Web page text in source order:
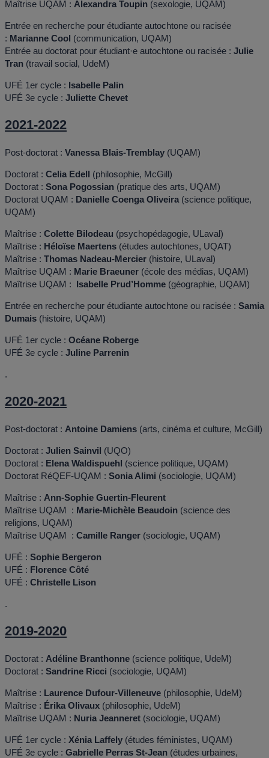
Maîtrise UQAM : Alexandra Toupin (sexologie, UQAM)
Entrée en recherche pour étudiante autochtone ou racisée
: Marianne Cool (communication, UQAM)
Entrée au doctorat pour étudiant·e autochtone ou racisée : Julie
Tran (travail social, UdeM)
UFÉ 1er cycle : Isabelle Palin
UFÉ 3e cycle : Juliette Chevet
2021-2022
Post-doctorat : Vanessa Blais-Tremblay (UQAM)
Doctorat : Celia Edell (philosophie, McGill)
Doctorat : Sona Pogossian (pratique des arts, UQAM)
Doctorat UQAM : Danielle Coenga Oliveira (science politique,
UQAM)
Maîtrise : Colette Bilodeau (psychopédagogie, ULaval)
Maîtrise : Héloïse Maertens (études autochtones, UQAT)
Maîtrise : Thomas Nadeau-Mercier (histoire, ULaval)
Maîtrise UQAM : Marie Braeuner (école des médias, UQAM)
Maîtrise UQAM : Isabelle Prud’Homme (géographie, UQAM)
Entrée en recherche pour étudiante autochtone ou racisée : Samia
Dumais (histoire, UQAM)
UFÉ 1er cycle : Océane Roberge
UFÉ 3e cycle : Juline Parrenin
.
2020-2021
Post-doctorat : Antoine Damiens (arts, cinéma et culture, McGill)
Doctorat : Julien Sainvil (UQO)
Doctorat : Elena Waldispuehl (science politique, UQAM)
Doctorat RéQEF-UQAM : Sonia Alimi (sociologie, UQAM)
Maîtrise : Ann-Sophie Guertin-Fleurent
Maîtrise UQAM : Marie-Michèle Beaudoin (science des
religions, UQAM)
Maîtrise UQAM : Camille Ranger (sociologie, UQAM)
UFÉ : Sophie Bergeron
UFÉ : Florence Côté
UFÉ : Christelle Lison
.
2019-2020
Doctorat : Adéline Branthonne (science politique, UdeM)
Doctorat : Sandrine Ricci (sociologie, UQAM)
Maîtrise : Laurence Dufour-Villeneuve (philosophie, UdeM)
Maîtrise : Érika Olivaux (philosophie, UdeM)
Maîtrise UQAM : Nuria Jeanneret (sociologie, UQAM)
UFÉ 1er cycle : Xénia Laffely (études féministes, UQAM)
UFÉ 3e cycle : Gabrielle Perras St-Jean (études urbaines,